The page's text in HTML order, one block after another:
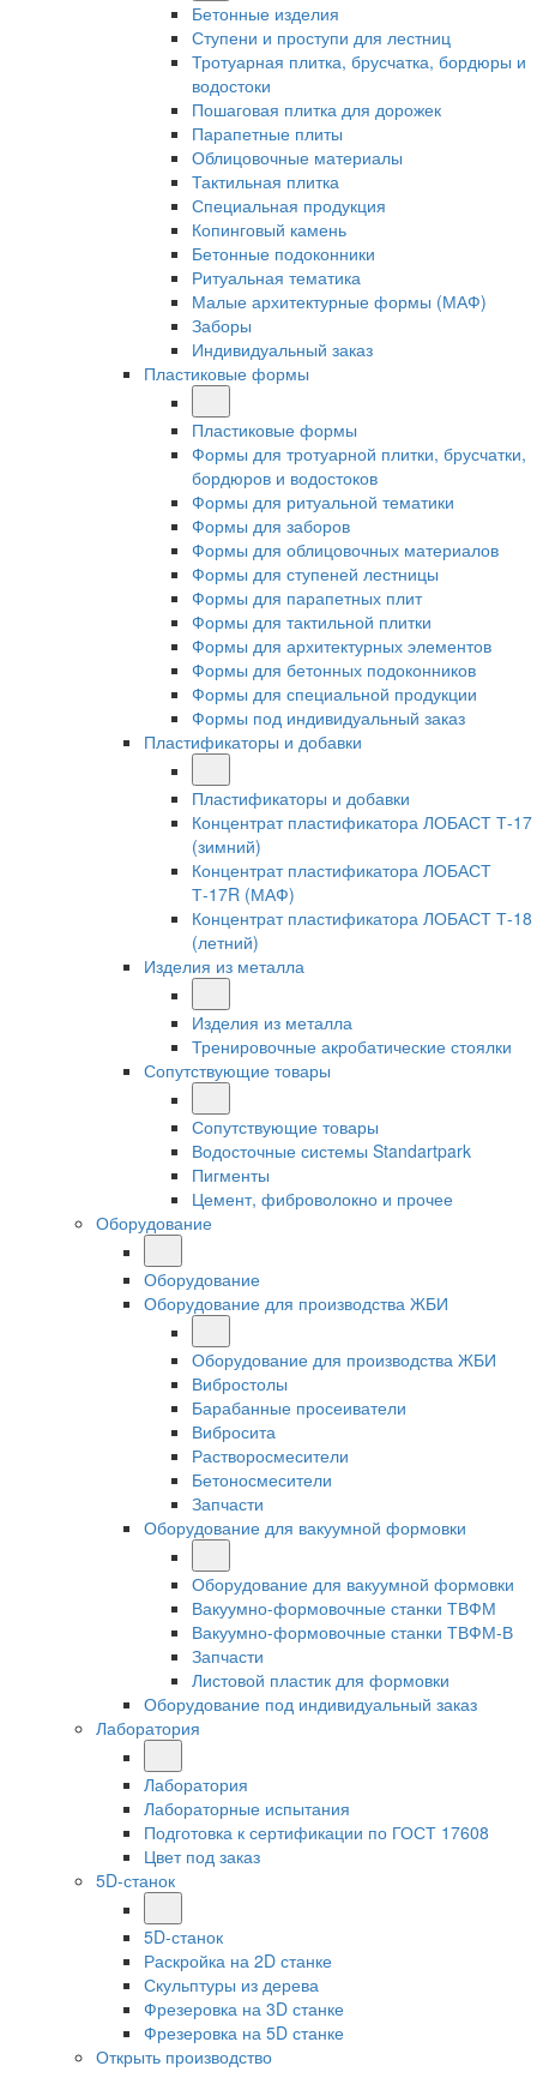
Бетонные изделия
Ступени и проступи для лестниц
Тротуарная плитка, брусчатка, бордюры и
водостоки
Пошаговая плитка для дорожек
Парапетные плиты
Облицовочные материалы
Тактильная плитка
Специальная продукция
Копинговый камень
Бетонные подоконники
Ритуальная тематика
Малые архитектурные формы (МАФ)
Заборы
Индивидуальный заказ
Пластиковые формы
Пластиковые формы
Формы для тротуарной плитки, брусчатки,
бордюров и водостоков
Формы для ритуальной тематики
Формы для заборов
Формы для облицовочных материалов
Формы для ступеней лестницы
Формы для парапетных плит
Формы для тактильной плитки
Формы для архитектурных элементов
Формы для бетонных подоконников
Формы для специальной продукции
Формы под индивидуальный заказ
Пластификаторы и добавки
Пластификаторы и добавки
Концентрат пластификатора ЛОБАСТ Т-17
(зимний)
Концентрат пластификатора ЛОБАСТ
Т-17R (МАФ)
Концентрат пластификатора ЛОБАСТ Т-18
(летний)
Изделия из металла
Изделия из металла
Тренировочные акробатические стоялки
Сопутствующие товары
Сопутствующие товары
Водосточные системы Standartpark
Пигменты
Цемент, фиброволокно и прочее
Оборудование
Оборудование
Оборудование для производства ЖБИ
Оборудование для производства ЖБИ
Вибростолы
Барабанные просеиватели
Вибросита
Растворосмесители
Бетоносмесители
Запчасти
Оборудование для вакуумной формовки
Оборудование для вакуумной формовки
Вакуумно-формовочные станки ТВФМ
Вакуумно-формовочные станки ТВФМ-В
Запчасти
Листовой пластик для формовки
Оборудование под индивидуальный заказ
Лаборатория
Лаборатория
Лабораторные испытания
Подготовка к сертификации по ГОСТ 17608
Цвет под заказ
5D-станок
5D-станок
Раскройка на 2D станке
Скульптуры из дерева
Фрезеровка на 3D станке
Фрезеровка на 5D станке
Открыть производство